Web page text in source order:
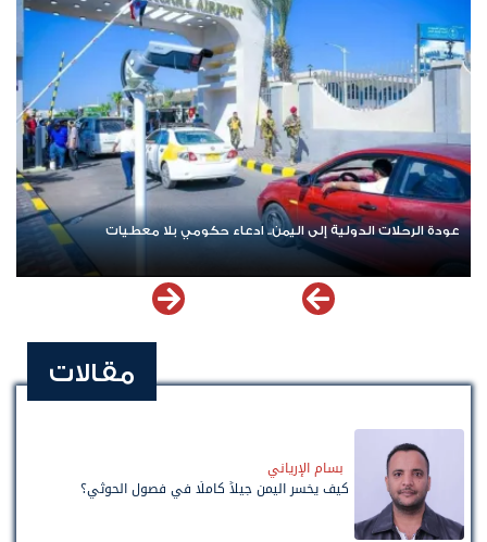
عودة الرحلات الدولية إلى اليمن.. ادعاء حكومي بلا معطيات
مقالات
بسام الإرياني
كيف يخسر اليمن جيلاً كاملًا في فصول الحوثي؟